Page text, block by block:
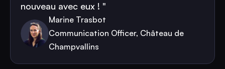
nouveau avec eux ! "
Marine Trasbot
Communication Officer, Château de
Champvallins